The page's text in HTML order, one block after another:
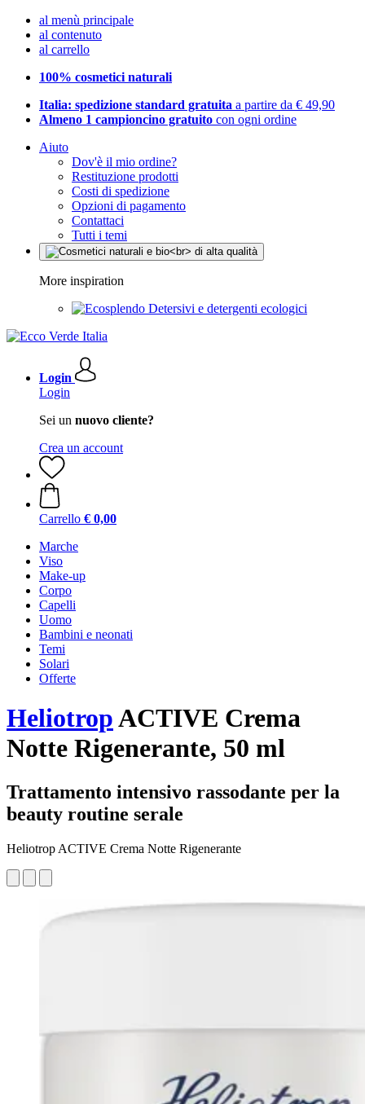
al menù principale
al contenuto
al carrello
100% cosmetici naturali
Italia: spedizione standard gratuita a partire da € 49,90
Almeno 1 campioncino gratuito con ogni ordine
Aiuto
Dov'è il mio ordine?
Restituzione prodotti
Costi di spedizione
Opzioni di pagamento
Contattaci
Tutti i temi
More inspiration
Detersivi e detergenti ecologici
Login
Login
Sei un nuovo cliente?
Crea un account
Carrello € 0,00
Marche
Viso
Make-up
Corpo
Capelli
Uomo
Bambini e neonati
Temi
Solari
Offerte
HeliotropACTIVE Crema
Notte Rigenerante, 50 ml
Trattamento intensivo rassodante per la
beauty routine serale
Heliotrop ACTIVE Crema Notte Rigenerante